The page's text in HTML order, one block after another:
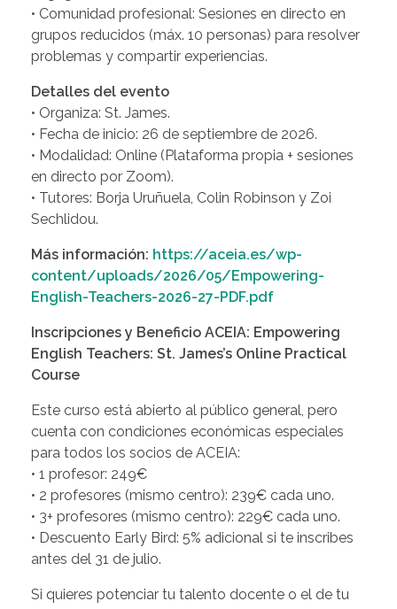
• Comunidad profesional: Sesiones en directo en
grupos reducidos (máx. 10 personas) para resolver
problemas y compartir experiencias.
Detalles del evento
• Organiza: St. James.
• Fecha de inicio: 26 de septiembre de 2026.
• Modalidad: Online (Plataforma propia + sesiones
en directo por Zoom).
• Tutores: Borja Uruñuela, Colin Robinson y Zoi
Sechlidou.
Más información: https://aceia.es/wp-
content/uploads/2026/05/Empowering-
English-Teachers-2026-27-PDF.pdf
Inscripciones y Beneficio ACEIA: Empowering
English Teachers: St. James’s Online Practical
Course
Este curso está abierto al público general, pero
cuenta con condiciones económicas especiales
para todos los socios de ACEIA:
• 1 profesor: 249€
• 2 profesores (mismo centro): 239€ cada uno.
• 3+ profesores (mismo centro): 229€ cada uno.
• Descuento Early Bird: 5% adicional si te inscribes
antes del 31 de julio.
Si quieres potenciar tu talento docente o el de tu